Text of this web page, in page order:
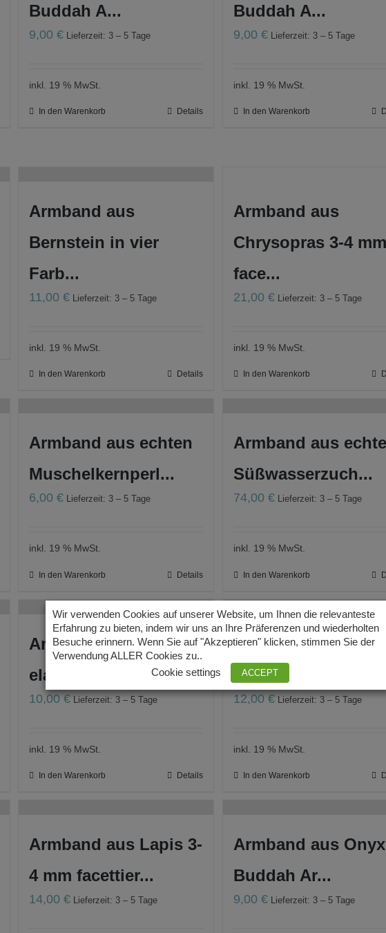
Buddah A...
9,00€ Lieferzeit: 3 – 5 Tage
inkl. 19 % MwSt.
In den Warenkorb Details
Buddah A...
9,00 € Lieferzeit: 3 – 5 Tage
inkl. 19 % MwSt.
In den Warenkorb
Armband aus
Bernstein in vier
Farb...
11,00€ Lieferzeit: 3 – 5 Tage
inkl. 19 % MwSt.
In den Warenkorb Details
Armband aus
Chrysopras 3-4 mm
face...
21,00 € Lieferzeit: 3 – 5 Tage
inkl. 19 % MwSt.
In den Warenkorb
Armband aus echten
Muschelkernperl...
6,00€ Lieferzeit: 3 – 5 Tage
inkl. 19 % MwSt.
In den Warenkorb Details
Armband aus
Süßwasserzuch...
74,00 € Lieferzeit: 3 – 5 Tage
inkl. 19 % MwSt.
In den Warenkorb
Armband aus Jade
elastisch 6 mm (K...
10,00€ Lieferzeit: 3 – 5 Tage
inkl. 19 % MwSt.
In den Warenkorb Details
Armband aus
4 mm Rondelle
12,00€ Lieferzeit: 3 – 5 Tage
inkl. 19 % MwSt.
In den Warenkorb
Armband aus Lapis 3-
4 mm facettier...
14,00€ Lieferzeit: 3 – 5 Tage
Armband aus
Buddah Ar...
9,00 € Lieferzeit: 3 – 5 Tage
Wir verwenden Cookies auf unserer Website, um Ihnen die relevanteste
Erfahrung zu bieten, indem wir uns an Ihre Präferenzen und wiederholten
Besuche erinnern. Wenn Sie auf "Akzeptieren" klicken, stimmen Sie der
Verwendung ALLER Cookies zu..
Cookie settings
ACCEPT